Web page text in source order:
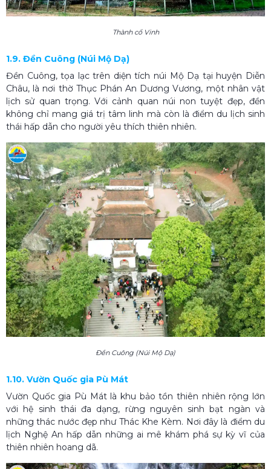
Thành cổ Vinh
1.9. Đền Cuông (Núi Mộ Dạ)
Đền Cuông, tọa lạc trên diện tích núi Mộ Dạ tại huyện Diễn
Châu, là nơi thờ Thục Phán An Dương Vương, một nhân vật
lịch sử quan trọng. Với cảnh quan núi non tuyệt đẹp, đền
không chỉ mang giá trị tâm linh mà còn là điểm du lịch sinh
thái hấp dẫn cho người yêu thích thiên nhiên.
Đền Cuông (Núi Mộ Dạ)
1.10. Vườn Quốc gia Pù Mát
Vườn Quốc gia Pù Mát là khu bảo tồn thiên nhiên rộng lớn
với hệ sinh thái đa dạng, rừng nguyên sinh bạt ngàn và
những thác nước đẹp như Thác Khe Kèm. Nơi đây là điểm du
lịch Nghệ An hấp dẫn những ai mê khám phá sự kỳ vĩ của
thiên nhiên hoang dã.